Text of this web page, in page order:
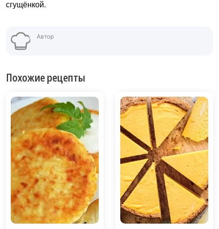
сгущёнкой.
Автор
Похожие рецепты